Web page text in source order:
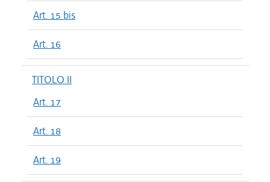
Art. 15 bis
Art. 16
TITOLO II
Art. 17
Art. 18
Art. 19